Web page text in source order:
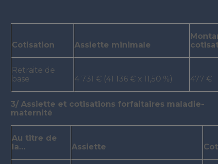
Cotisation Assiette minimale
Retraite de
base
4 731 € (41 136 € x 11,50 %) 477 €
3/ Assiette et cotisations forfaitaires maladie-
maternité
Au titre de
la…
Assiette